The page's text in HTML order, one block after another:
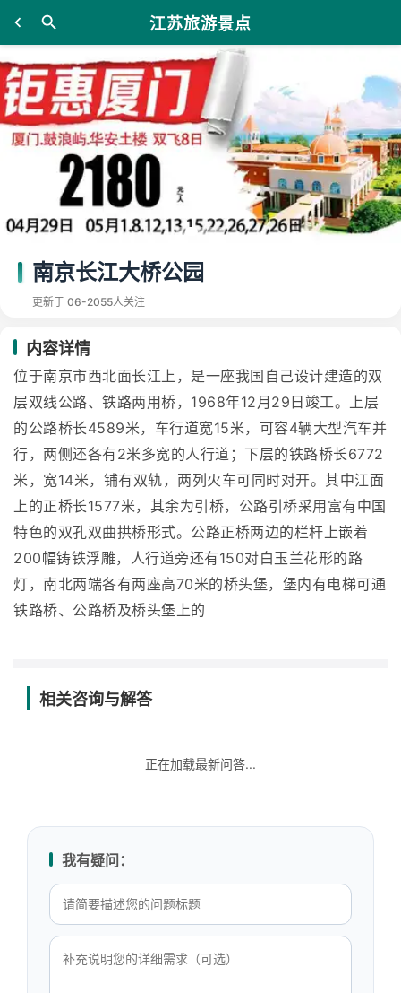
江苏旅游景点
南京长江大桥公园
更新于 06-2055人关注
内容详情
位于南京市西北面长江上，是一座我国自己设计建造的双
层双线公路、铁路两用桥，1968年12月29日竣工。上层
的公路桥长4589米，车行道宽15米，可容4辆大型汽车并
行，两侧还各有2米多宽的人行道；下层的铁路桥长6772
米，宽14米，铺有双轨，两列火车可同时对开。其中江面
上的正桥长1577米，其余为引桥，公路引桥采用富有中国
特色的双孔双曲拱桥形式。公路正桥两边的栏杆上嵌着
200幅铸铁浮雕，人行道旁还有150对白玉兰花形的路
灯，南北两端各有两座高70米的桥头堡，堡内有电梯可通
铁路桥、公路桥及桥头堡上的
相关咨询与解答
正在加载最新问答...
我有疑问：